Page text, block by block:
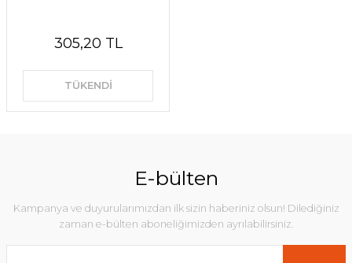
305,20 TL
TÜKENDİ
E-bülten
Kampanya ve duyurularımızdan ilk sizin haberiniz olsun! Dilediğiniz
zaman e-bülten aboneliğimizden ayrılabilirsiniz.